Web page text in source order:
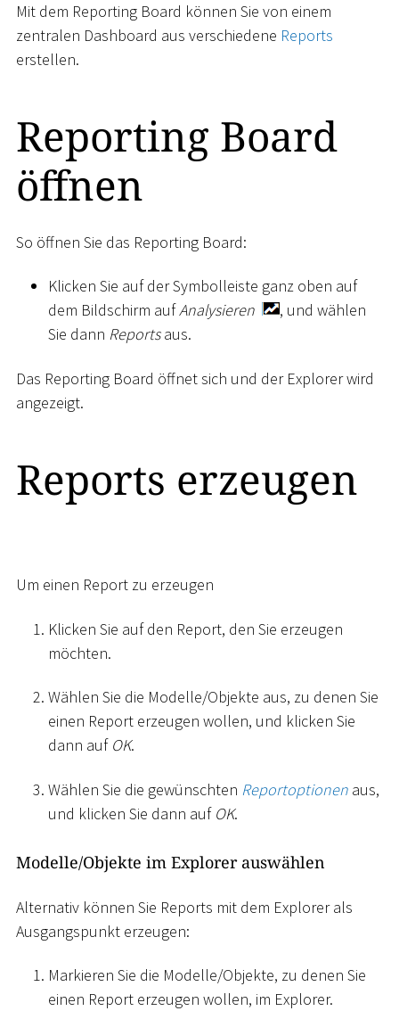
Mit dem Reporting Board können Sie von einem
zentralen Dashboard aus verschiedene Reports
erstellen.
Reporting Board
öffnen
So öffnen Sie das Reporting Board:
Klicken Sie auf der Symbolleiste ganz oben auf
dem Bildschirm aufAnalysieren
, und wählen
Sie dann Reportsaus.
Das Reporting Board öffnet sich und der Explorer wird
angezeigt.
Reports erzeugen
Um einen Report zu erzeugen
Klicken Sie auf den Report, den Sie erzeugen
möchten.
Wählen Sie die Modelle/Objekte aus, zu denen Sie
einen Report erzeugen wollen, und klicken Sie
dann auf OK.
Wählen Sie die gewünschten Reportoptionen aus,
und klicken Sie dann auf OK.
Modelle/Objekte im Explorer auswählen
Alternativ können Sie Reports mit dem Explorer als
Ausgangspunkt erzeugen:
Markieren Sie die Modelle/Objekte, zu denen Sie
einen Report erzeugen wollen, im Explorer.